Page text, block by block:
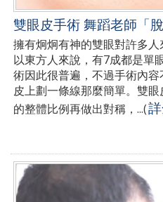
雙眼皮手術 舞蹈老師「
擁有炯炯有神的雙眼對許多
以東方人來說，有7成都是單
術因此很普遍，不過手術內
皮上劃一條線那麼簡單。雙
的整體比例再做出對稱，...(